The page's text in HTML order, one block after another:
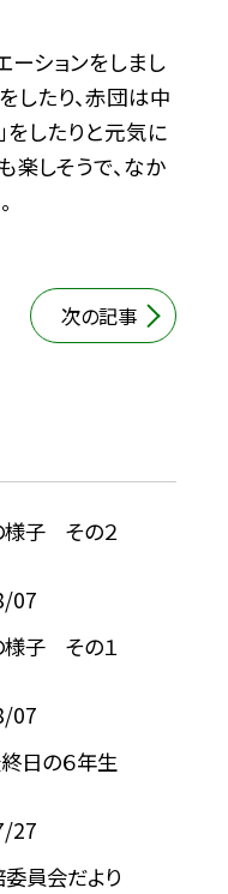
ーションをしまし
したり、赤団は中
をしたりと元気に
楽しそうで、なか
次の記事
様子 その２
07
様子 その１
07
日の６年生
27
員会だより